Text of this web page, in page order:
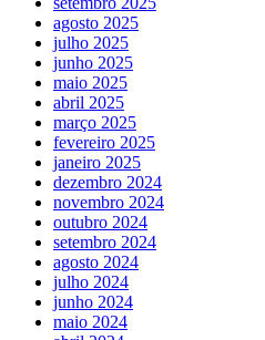
agosto 2025
julho 2025
junho 2025
maio 2025
abril 2025
março 2025
fevereiro 2025
janeiro 2025
dezembro 2024
novembro 2024
outubro 2024
setembro 2024
agosto 2024
julho 2024
junho 2024
maio 2024